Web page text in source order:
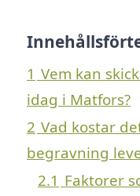
1 Vem kan
idag i Matfors?
2 Vad kostar
begravning
2.1 Faktorer